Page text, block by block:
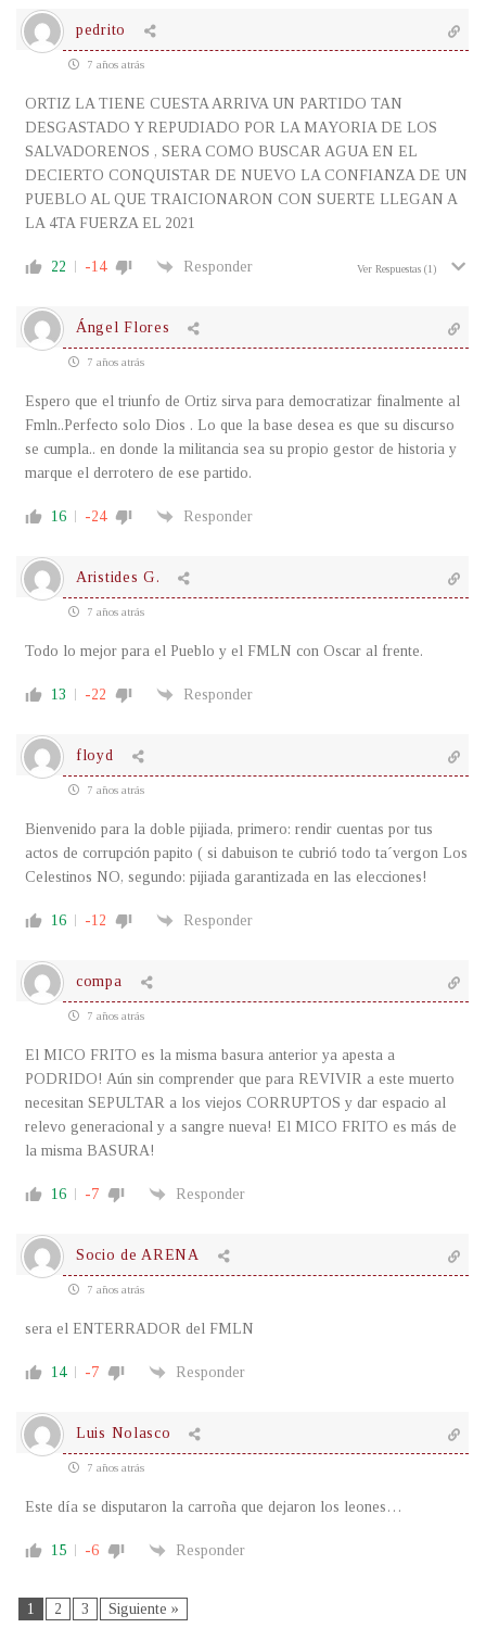
pedrito
7 años atrás
ORTIZ LA TIENE CUESTA ARRIVA UN PARTIDO TAN
DESGASTADO Y REPUDIADO POR LA MAYORIA DE LOS
SALVADORENOS , SERA COMO BUSCAR AGUA EN EL
DECIERTO CONQUISTAR DE NUEVO LA CONFIANZA DE UN
PUEBLO AL QUE TRAICIONARON CON SUERTE LLEGAN A
LA 4TA FUERZA EL 2021
22 -14 Responder Ver Respuestas (1)
Ángel Flores
7 años atrás
Espero que el triunfo de Ortiz sirva para democratizar finalmente al
Fmln..Perfecto solo Dios . Lo que la base desea es que su discurso
se cumpla.. en donde la militancia sea su propio gestor de historia y
marque el derrotero de ese partido.
16 -24 Responder
Aristides G.
7 años atrás
Todo lo mejor para el Pueblo y el FMLN con Oscar al frente.
13 -22 Responder
floyd
7 años atrás
Bienvenido para la doble pijiada, primero: rendir cuentas por tus
actos de corrupción papito ( si dabuison te cubrió todo ta´vergon Los
Celestinos NO, segundo: pijiada garantizada en las elecciones!
16 -12 Responder
compa
7 años atrás
El MICO FRITO es la misma basura anterior ya apesta a
PODRIDO! Aún sin comprender que para REVIVIR a este muerto
necesitan SEPULTAR a los viejos CORRUPTOS y dar espacio al
relevo generacional y a sangre nueva! El MICO FRITO es más de
la misma BASURA!
16 -7 Responder
Socio de ARENA
7 años atrás
sera el ENTERRADOR del FMLN
14 -7 Responder
Luis Nolasco
7 años atrás
Este día se disputaron la carroña que dejaron los leones…
15 -6 Responder
1 2 3 Siguiente »